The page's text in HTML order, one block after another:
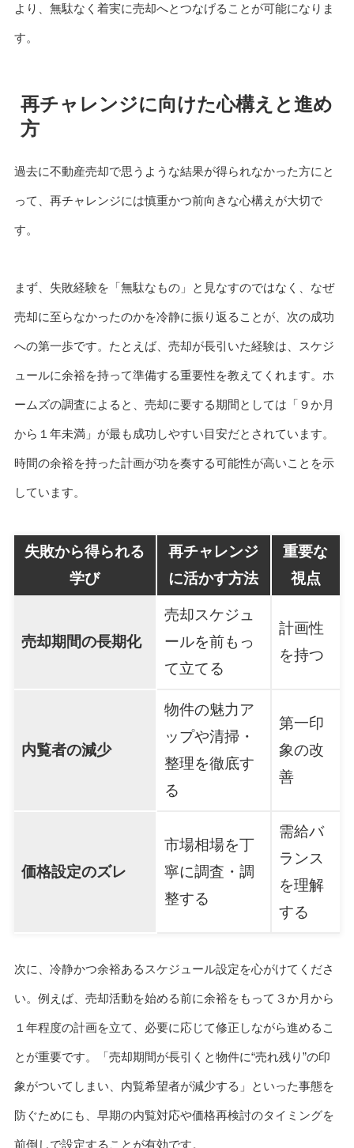
より、無駄なく着実に売却へとつなげることが可能になりま
す。
再チャレンジに向けた心構えと進め
方
過去に不動産売却で思うような結果が得られなかった方にと
って、再チャレンジには慎重かつ前向きな心構えが大切で
す。
まず、失敗経験を「無駄なもの」と見なすのではなく、なぜ
売却に至らなかったのかを冷静に振り返ることが、次の成功
への第一歩です。たとえば、売却が長引いた経験は、スケジ
ュールに余裕を持って準備する重要性を教えてくれます。ホ
ームズの調査によると、売却に要する期間としては「９か月
から１年未満」が最も成功しやすい目安だとされています。
時間の余裕を持った計画が功を奏する可能性が高いことを示
しています。
失敗から得られる
学び
再チャレンジ
に活かす方法
重要な
視点
売却期間の長期化
売却スケジュ
ールを前もっ
て立てる
計画性
を持つ
内覧者の減少
物件の魅力ア
ップや清掃・
整理を徹底す
る
第一印
象の改
善
価格設定のズレ
市場相場を丁
寧に調査・調
整する
需給バ
ランス
を理解
する
次に、冷静かつ余裕あるスケジュール設定を心がけてくださ
い。例えば、売却活動を始める前に余裕をもって３か月から
１年程度の計画を立て、必要に応じて修正しながら進めるこ
とが重要です。「売却期間が長引くと物件に“売れ残り”の印
象がついてしまい、内覧希望者が減少する」といった事態を
防ぐためにも、早期の内覧対応や価格再検討のタイミングを
前倒しで設定することが有効です。